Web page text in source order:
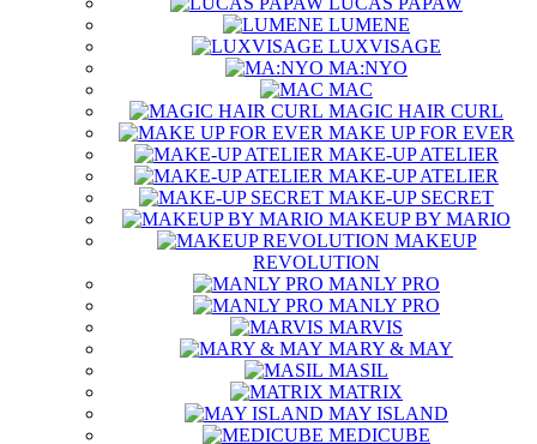
LUMENE
LUXVISAGE
MA:NYO
MAC
MAGIC HAIR CURL
MAKE UP FOR EVER
MAKE-UP ATELIER
MAKE-UP ATELIER
MAKE-UP SECRET
MAKEUP BY MARIO
MAKEUP
REVOLUTION
MANLY PRO
MANLY PRO
MARVIS
MARY & MAY
MASIL
MATRIX
MAY ISLAND
MEDICUBE